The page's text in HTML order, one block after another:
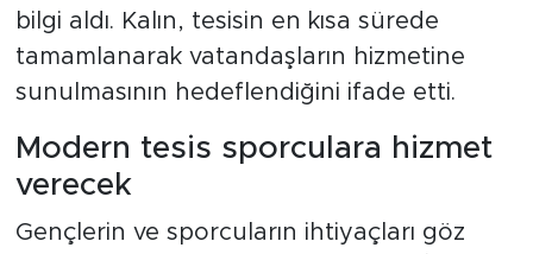
bilgi aldı. Kalın, tesisin en kısa sürede
tamamlanarak vatandaşların hizmetine
sunulmasının hedeflendiğini ifade etti.
Modern tesis sporculara hizmet
verecek
Gençlerin ve sporcuların ihtiyaçları göz